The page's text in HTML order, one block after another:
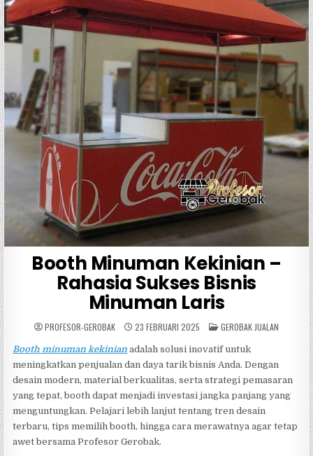
Booth Minuman Kekinian –
Rahasia Sukses Bisnis
Minuman Laris
PROFESOR-GEROBAK 23 FEBRUARI 2025 POSTED
IN
GEROBAK JUALAN
Booth minuman kekinian adalah solusi inovatif untuk
meningkatkan penjualan dan daya tarik bisnis Anda. Dengan
desain modern, material berkualitas, serta strategi pemasaran
yang tepat, booth dapat menjadi investasi jangka panjang yang
menguntungkan. Pelajari lebih lanjut tentang tren desain
terbaru, tips memilih booth, hingga cara merawatnya agar tetap
awet bersama Profesor Gerobak.